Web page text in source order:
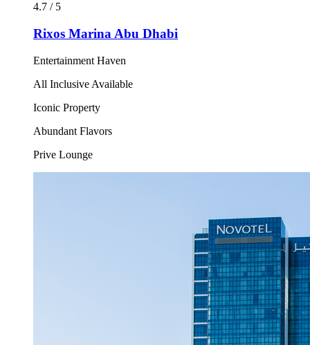
4.7 / 5
Rixos Marina Abu Dhabi
Entertainment Haven
All Inclusive Available
Iconic Property
Abundant Flavors
Prive Lounge